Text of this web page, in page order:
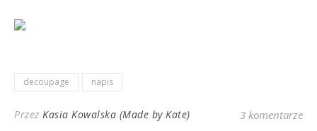
decoupage napis
Przez Kasia Kowalska (Made by Kate) 3 komentarze